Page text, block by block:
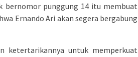
bernomor punggung 14 itu membuat
Ernando Ari akan segera bergabung
ketertarikannya untuk memperkuat